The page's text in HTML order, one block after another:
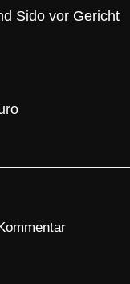
Sido vor Gericht